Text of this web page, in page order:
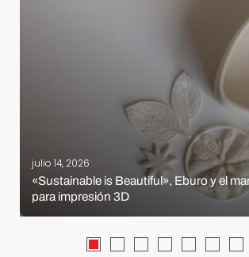
julio 14, 2026
«Sustainable is Beautiful», Eburo y el
para impresión 3D